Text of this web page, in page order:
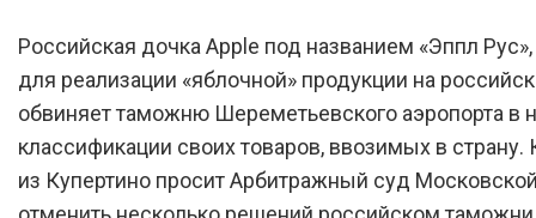
Российская дочка Apple под названием «Эппл
для реализации «яблочной» продукции на
обвиняет таможню Шереметьевского аэропорта в
классификации своих товаров, ввозимых в страну.
из Купертино просит Арбитражный суд